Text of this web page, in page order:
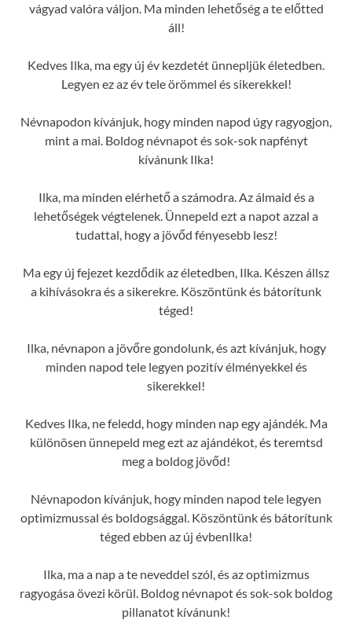
vágyad valóra váljon. Ma minden lehetőség a te előtted
áll!
Kedves Ilka, ma egy új év kezdetét ünnepljük életedben.
Legyen ez az év tele örömmel és sikerekkel!
Névnapodon kívánjuk, hogy minden napod úgy ragyogjon,
mint a mai. Boldog névnapot és sok-sok napfényt
kívánunk Ilka!
Ilka, ma minden elérhető a számodra. Az álmaid és a
lehetőségek végtelenek. Ünnepeld ezt a napot azzal a
tudattal, hogy a jövőd fényesebb lesz!
Ma egy új fejezet kezdődik az életedben, Ilka. Készen állsz
a kihívásokra és a sikerekre. Köszöntünk és bátorítunk
téged!
Ilka, névnapon a jövőre gondolunk, és azt kívánjuk, hogy
minden napod tele legyen pozitív élményekkel és
sikerekkel!
Kedves Ilka, ne feledd, hogy minden nap egy ajándék. Ma
különösen ünnepeld meg ezt az ajándékot, és teremtsd
meg a boldog jövőd!
Névnapodon kívánjuk, hogy minden napod tele legyen
optimizmussal és boldogsággal. Köszöntünk és bátorítunk
téged ebben az új évbenIlka!
Ilka, ma a nap a te neveddel szól, és az optimizmus
ragyogása övezi körül. Boldog névnapot és sok-sok boldog
pillanatot kívánunk!